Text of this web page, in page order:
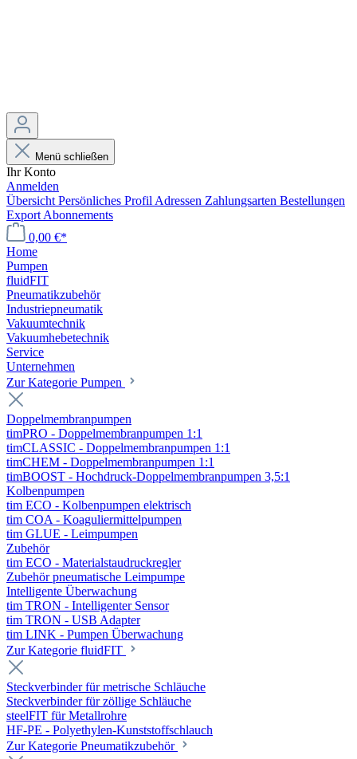
Menü schließen
Ihr Konto
Anmelden
Übersicht Persönliches Profil Adressen Zahlungsarten Bestellungen
Export Abonnements
0,00 €*
Home
Pumpen
fluidFIT
Pneumatikzubehör
Industriepneumatik
Vakuumtechnik
Vakuumhebetechnik
Service
Unternehmen
Zur Kategorie Pumpen
Doppelmembranpumpen
timPRO - Doppelmembranpumpen 1:1
timCLASSIC - Doppelmembranpumpen 1:1
timCHEM - Doppelmembranpumpen 1:1
timBOOST - Hochdruck-Doppelmembranpumpen 3,5:1
Kolbenpumpen
tim ECO - Kolbenpumpen elektrisch
tim COA - Koaguliermittelpumpen
tim GLUE - Leimpumpen
Zubehör
tim ECO - Materialstaudruckregler
Zubehör pneumatische Leimpumpe
Intelligente Überwachung
tim TRON - Intelligenter Sensor
tim TRON - USB Adapter
tim LINK - Pumpen Überwachung
Zur Kategorie fluidFIT
Steckverbinder für metrische Schläuche
Steckverbinder für zöllige Schläuche
steelFIT für Metallrohre
HF-PE - Polyethylen-Kunststoffschlauch
Zur Kategorie Pneumatikzubehör